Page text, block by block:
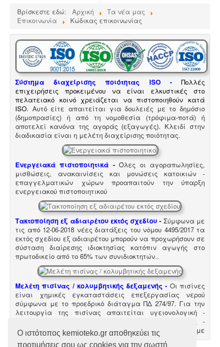
Ο ιστότοπος kemioteko.gr αποθηκεύει τις
προτιμήσεις σου ως cookies για την σωστή
Βρίσκεστε εδώ: Αρχική
Τα νέα μας
Επικοινωνία
Κώδικας επικοινωνίας
Σύστημα διαχείρισης ποιότητας ISO -Πολλές
επιχειρήσεις προκειμένου να είναι ελκυστικές στο
πελατειακό κοινό χρειάζεται να πιστοποιηθούν κατά
ISO. Αυτό είτε απαιτείται για δουλειές με το δημόσιο
(δημοπρασίες) ή από τη νομοθεσία (τρόφιμα-ποτά) ή
αποτελεί κανόνα της αγοράς (εξαγωγές). Κλειδί στην
διαδικασία είναι η μελέτη διαχείρισης ποιότητας.
Ενεργειακά πιστοποιητικά - Όλες οι αγοραπωλησίες,
μισθώσεις, ανακαινίσεις και μονώσεις κατοικιών -
επαγγελματικών χώρων προαπαιτούν την ύπαρξη
ενεργειακού πιστοποιητικού
Τακτοποίηση εξ αδιαιρέτου εκτός σχεδίου - Σύμφωνα με
τις από 12-06-2018 νέες διατάξεις του νόμου 4495/2017 τα
εκτός σχεδίου εξ αδιαιρέτου μπορούν να προχωρήσουν σε
σύσταση διαίρεσης ιδιοκτησίας κατόπιν αγωγής στο
πρωτοδικείο από το 65% των συνιδιοκτητών..
Μελέτη πισίνας / κολυμβητικής δεξαμενής - Οι πισίνες
είναι χημικές εγκαταστάσεις επεξεργασίας νερού
σύμφωνα με το προεδρικό διάταγμα ΠΔ 274/97. Για την
λειτουργία της πισίνας απαιτείται υγειονολογική -
χημικοτεχνική μελέτη και κανονισμός λειτουργίας -
ασφαλείας. Η άδεια λειτουργίας εκδίδεται με
διαδικασίες γνωστοποίησης.